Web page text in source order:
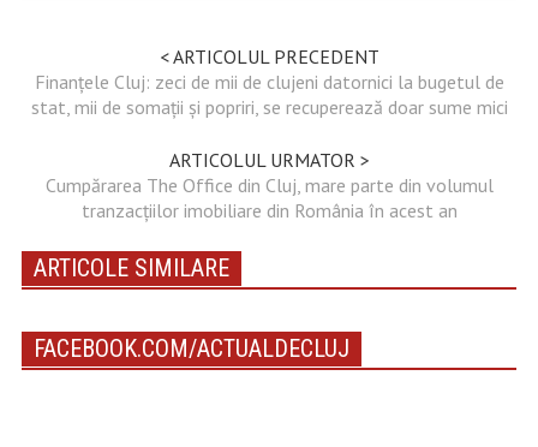
< ARTICOLUL PRECEDENT
Finanțele Cluj: zeci de mii de clujeni datornici la bugetul de
stat, mii de somații și popriri, se recuperează doar sume mici
ARTICOLUL URMATOR >
Cumpărarea The Office din Cluj, mare parte din volumul
tranzacțiilor imobiliare din România în acest an
ARTICOLE SIMILARE
FACEBOOK.COM/ACTUALDECLUJ